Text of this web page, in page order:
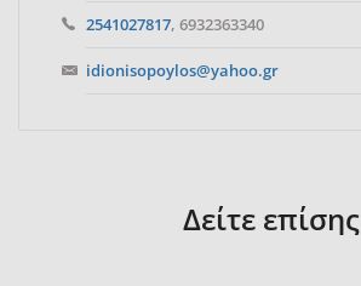
2541027817, 6932363340
idionisopoylos@yahoo.gr
Δείτε επίσης